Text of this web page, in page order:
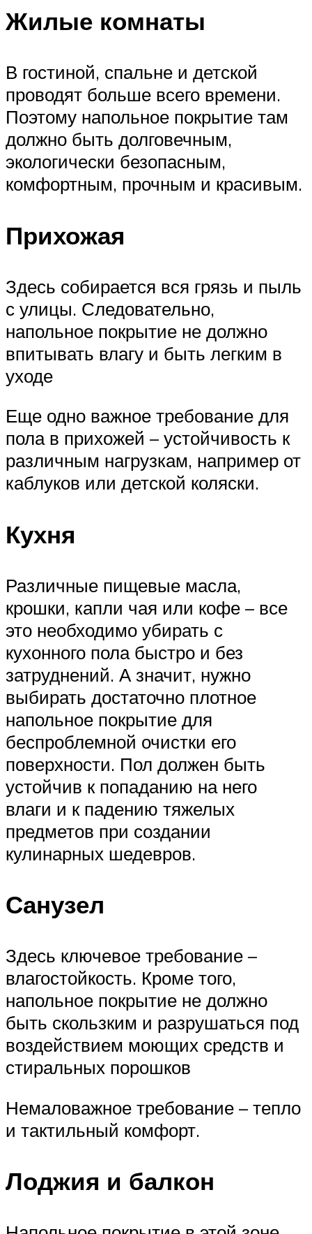
Жилые комнаты
В гостиной, спальне и детской
проводят больше всего времени.
Поэтому напольное покрытие там
должно быть долговечным,
экологически безопасным,
комфортным, прочным и красивым.
Прихожая
Здесь собирается вся грязь и пыль
с улицы. Следовательно,
напольное покрытие не должно
впитывать влагу и быть легким в
уходе
Еще одно важное требование для
пола в прихожей – устойчивость к
различным нагрузкам, например от
каблуков или детской коляски.
Кухня
Различные пищевые масла,
крошки, капли чая или кофе – все
это необходимо убирать с
кухонного пола быстро и без
затруднений. А значит, нужно
выбирать достаточно плотное
напольное покрытие для
беспроблемной очистки его
поверхности. Пол должен быть
устойчив к попаданию на него
влаги и к падению тяжелых
предметов при создании
кулинарных шедевров.
Санузел
Здесь ключевое требование –
влагостойкость. Кроме того,
напольное покрытие не должно
быть скользким и разрушаться под
воздействием моющих средств и
стиральных порошков
Немаловажное требование – тепло
и тактильный комфорт.
Лоджия и балкон